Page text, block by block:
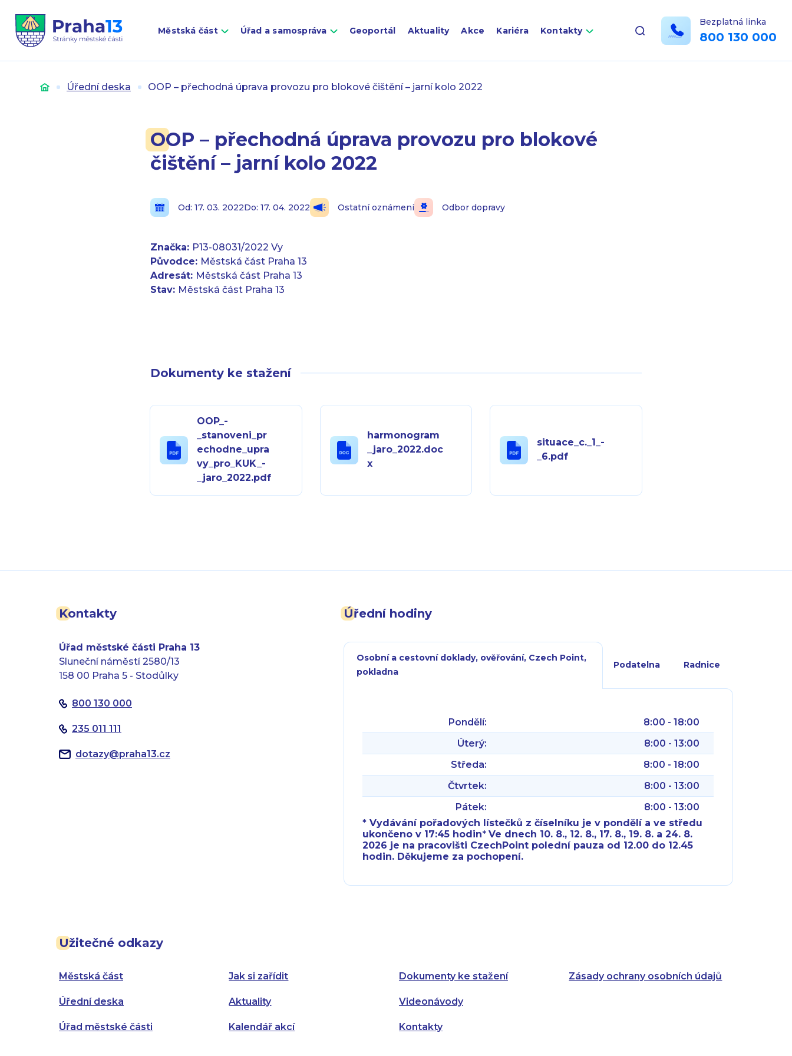
Městská část Úřad a samospráva Geoportál Aktuality Akce Kariéra Kontakty
Bezplatná linka
800 130 000
Úvod Úřední deska OOP – přechodná úprava provozu pro blokové čištění – jarní kolo 2022
OOP – přechodná úprava provozu pro blokové
čištění – jarní kolo 2022
Od: 17. 03. 2022Do: 17. 04. 2022 Ostatní oznámení Odbor dopravy
Značka: P13-08031/2022 Vy
Původce: Městská část Praha 13
Adresát: Městská část Praha 13
Stav: Městská část Praha 13
Dokumenty ke stažení
OOP_-
_stanoveni_pr
echodne_upra
vy_pro_KUK_-
_jaro_2022.pdf
harmonogram
_jaro_2022.doc
x
situace_c._1_-
_6.pdf
Kontakty
Úřad městské části Praha 13
Sluneční náměstí 2580/13
158 00 Praha 5 - Stodůlky
800 130 000
235 011 111
dotazy@praha13.cz
Užitečné odkazy
Městská část
Úřední deska
Úřad městské části
Jak si zařídit
Aktuality
Kalendář akcí
Dokumenty ke stažení
Videonávody
Kontakty
Zásady ochrany osobních údajů
Úřední hodiny
Osobní a cestovní doklady, ověřování, Czech Point,
pokladna
Podatelna Radnice
Pondělí:
8:00 - 18:00
Úterý:
8:00 - 13:00
Středa:
8:00 - 18:00
Čtvrtek:
8:00 - 13:00
Pátek:
8:00 - 13:00
* Vydávání pořadových lístečků z číselníku je v pondělí a ve středu
ukončeno v 17:45 hodin*Ve dnech 10. 8., 12. 8., 17. 8., 19. 8. a 24. 8.
2026 je na pracovišti CzechPoint polední pauza od 12.00 do 12.45
hodin. Děkujeme za pochopení.
Pátek:
8:00 - 14:30